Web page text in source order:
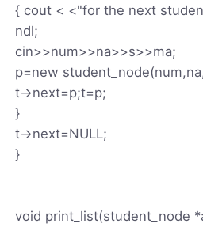
{ cout < <"for the next
ndl;
cin>>num>>na>>s>>ma;
p=new
t->next=p;t=p;
}
t->next=NULL;
}
void print_list(student_node